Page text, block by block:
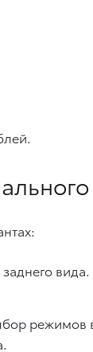
режимов